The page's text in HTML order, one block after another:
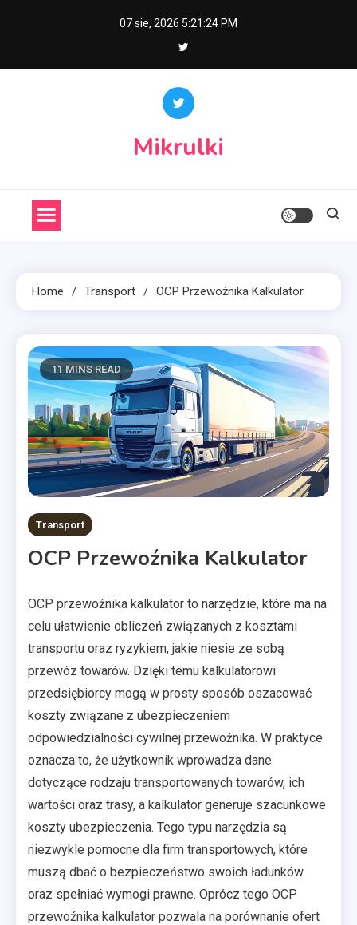
07 sie, 2026 5:21:25 PM
Mikrulki
Home Transport OCP Przewoźnika Kalkulator
11 MINS READ
Transport
OCP Przewoźnika Kalkulator
OCP przewoźnika kalkulator to narzędzie, które ma na
celu ułatwienie obliczeń związanych z kosztami
transportu oraz ryzykiem, jakie niesie ze sobą
przewóz towarów. Dzięki temu kalkulatorowi
przedsiębiorcy mogą w prosty sposób oszacować
koszty związane z ubezpieczeniem
odpowiedzialności cywilnej przewoźnika. W praktyce
oznacza to, że użytkownik wprowadza dane
dotyczące rodzaju transportowanych towarów, ich
wartości oraz trasy, a kalkulator generuje szacunkowe
koszty ubezpieczenia. Tego typu narzędzia są
niezwykle pomocne dla firm transportowych, które
muszą dbać o bezpieczeństwo swoich ładunków
oraz spełniać wymogi prawne. Oprócz tego OCP
przewoźnika kalkulator pozwala na porównanie ofert